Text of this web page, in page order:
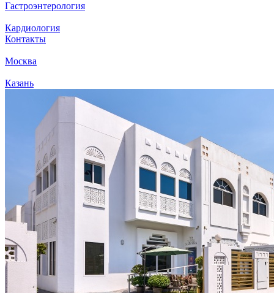
Гастроэнтерология
Кардиология
Контакты
Москва
Казань